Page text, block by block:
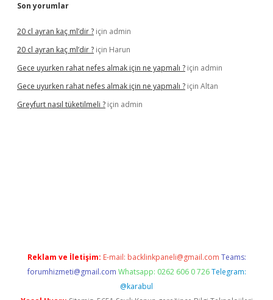
Son yorumlar
20 cl ayran kaç ml’dir ? için admin
20 cl ayran kaç ml’dir ? için Harun
Gece uyurken rahat nefes almak için ne yapmalı ? için admin
Gece uyurken rahat nefes almak için ne yapmalı ? için Altan
Greyfurt nasıl tüketilmeli ? için admin
Reklam ve İletişim: E-mail: backlinkpaneli@gmail.com Teams:
forumhizmeti@gmail.com Whatsapp: 0262 606 0 726 Telegram:
@karabul